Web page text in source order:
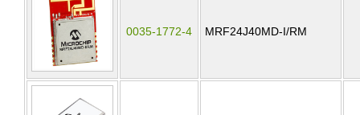
0035-1772-4 MRF24J40MD-I/RM